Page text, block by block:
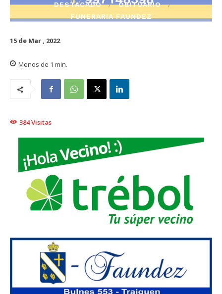
DESTACADO
OBITUARIO
FUNERARIA FAUNDEZ
15 de Mar , 2022
Menos de 1 min.
384Visitas